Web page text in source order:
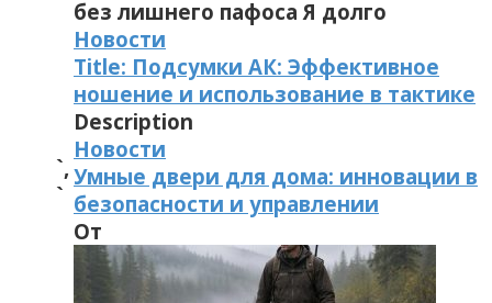
`‚
`
без лишнего пафоса Я долго
Новости
Title: Подсумки АК: Эффективное
ношение и использование в тактике
Description
Новости
Умные двери для дома: инновации в
безопасности и управлении
От